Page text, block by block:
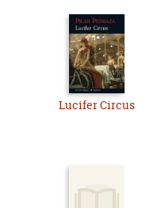
Lucifer Circus